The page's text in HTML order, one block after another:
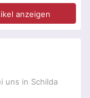
anzeigen